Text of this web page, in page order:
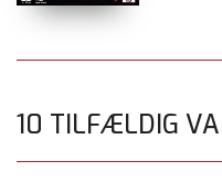
10 TILFÆLDIG